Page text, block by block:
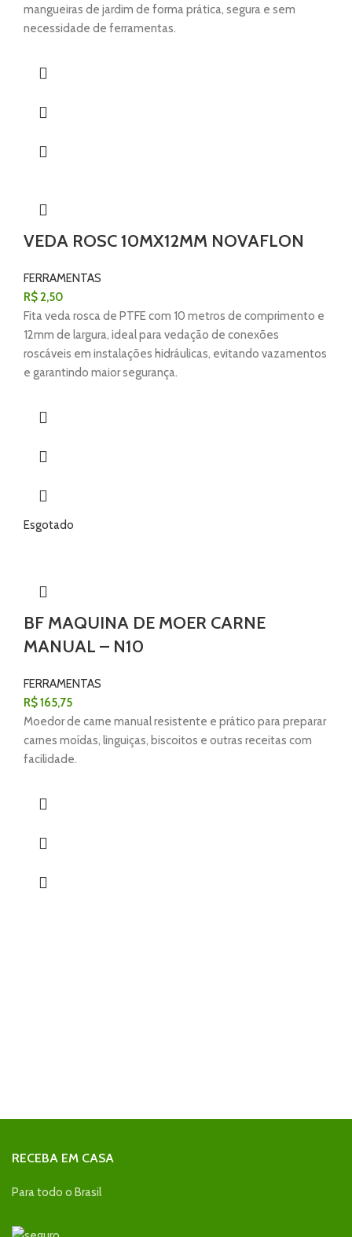
mangueiras de jardim de forma prática, segura e sem
necessidade de ferramentas.
VEDA ROSC 10MX12MM NOVAFLON
FERRAMENTAS
R$2,50
Fita veda rosca de PTFE com 10 metros de comprimento e
12mm de largura, ideal para vedação de conexões
roscáveis em instalações hidráulicas, evitando vazamentos
e garantindo maior segurança.
Esgotado
BF MAQUINA DE MOER CARNE
MANUAL – N10
FERRAMENTAS
R$165,75
Moedor de carne manual resistente e prático para preparar
carnes moídas, linguiças, biscoitos e outras receitas com
facilidade.
RECEBA EM CASA
Para todo o Brasil